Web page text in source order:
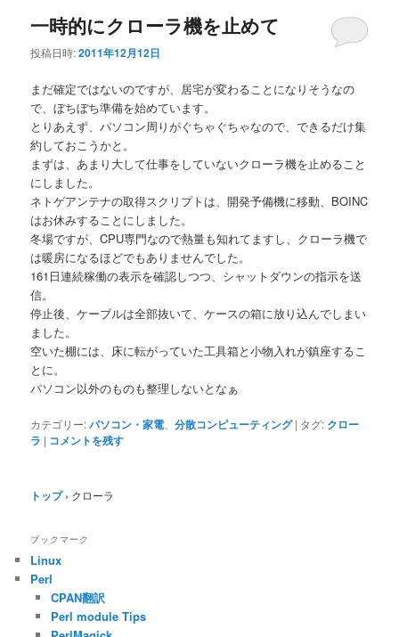
一時的にクローラ機を止めて
投稿日時:2011年12月12日
まだ確定ではないのですが、居宅が変わることになりそうなの
で、ぼちぼち準備を始めています。
とりあえず、パソコン周りがぐちゃぐちゃなので、できるだけ集
約しておこうかと。
まずは、あまり大して仕事をしていないクローラ機を止めること
にしました。
ネトゲアンテナの取得スクリプトは、開発予備機に移動、BOINC
はお休みすることにしました。
冬場ですが、CPU専門なので熱量も知れてますし、クローラ機で
は暖房になるほどでもありませんでした。
161日連続稼働の表示を確認しつつ、シャットダウンの指示を送
信。
停止後、ケーブルは全部抜いて、ケースの箱に放り込んでしまい
ました。
空いた棚には、床に転がっていた工具箱と小物入れが鎮座するこ
とに。
パソコン以外のものも整理しないとなぁ
カテゴリー:パソコン・家電 、分散コンピューティング | タグ: クロー
ラ | コメントを残す
トップ › クローラ
ブックマーク
Linux
Perl
CPAN翻訳
Perl module Tips